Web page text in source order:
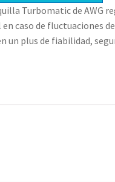
Turbomatic de AWG
en caso de fluctuaciones
un plus de fiabilidad,